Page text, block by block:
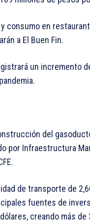
consumo en
a El Buen Fin.
un incremento
del
por Infraestructura
de transporte de
fuentes de
creando más